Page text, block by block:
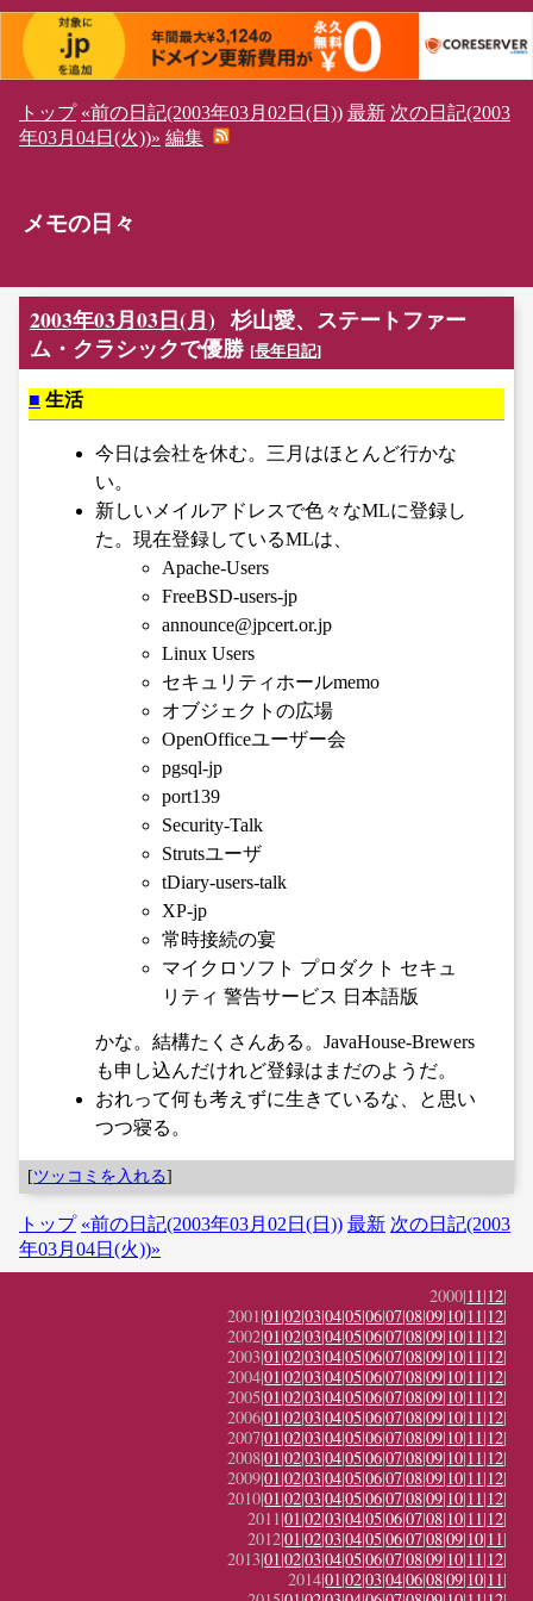
トップ «前の日記(2003年03月02日(日)) 最新 次の日記(2003
年03月04日(火))» 編集
メモの日々
2003年03月03日(月)
杉山愛、ステートファー
ム・クラシックで優勝 [長年日記]
■ 生活
今日は会社を休む。三月はほとんど行かな
い。
新しいメイルアドレスで色々なMLに登録し
た。現在登録しているMLは、
Apache-Users
FreeBSD-users-jp
announce@jpcert.or.jp
Linux Users
セキュリティホールmemo
オブジェクトの広場
OpenOfficeユーザー会
pgsql-jp
port139
Security-Talk
Strutsユーザ
tDiary-users-talk
XP-jp
常時接続の宴
マイクロソフト プロダクト セキュ
リティ 警告サービス 日本語版
かな。結構たくさんある。JavaHouse-Brewers
も申し込んだけれど登録はまだのようだ。
おれって何も考えずに生きているな、と思い
つつ寝る。
[ツッコミを入れる]
トップ «前の日記(2003年03月02日(日)) 最新 次の日記(2003
年03月04日(火))»
2000|11|12|
2001|01|02|03|04|05|06|07|08|09|10|11|12|
2002|01|02|03|04|05|06|07|08|09|10|11|12|
2003|01|02|03|04|05|06|07|08|09|10|11|12|
2004|01|02|03|04|05|06|07|08|09|10|11|12|
2005|01|02|03|04|05|06|07|08|09|10|11|12|
2006|01|02|03|04|05|06|07|08|09|10|11|12|
2007|01|02|03|04|05|06|07|08|09|10|11|12|
2008|01|02|03|04|05|06|07|08|09|10|11|12|
2009|01|02|03|04|05|06|07|08|09|10|11|12|
2010|01|02|03|04|05|06|07|08|09|10|11|12|
2011|01|02|03|04|05|06|07|08|10|11|12|
2012|01|02|03|04|05|06|07|08|09|10|11|
2013|01|02|03|04|05|06|07|08|09|10|11|12|
2014|01|02|03|04|06|08|09|10|11|